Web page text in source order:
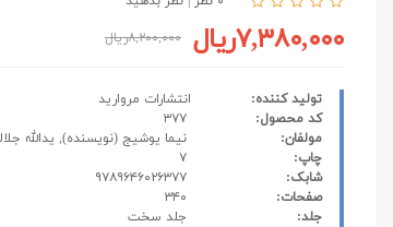
۷,۳۸۰,۰۰۰ریال ۸,۲۰۰,۰۰۰ریال
تولید کننده:
انتشارات مروارید
کد محصول:
مولفان:
نیما یوشیج (نویسنده), یدالله
چاپ:
شابک:
صفحات:
جلد:
جلد سخت